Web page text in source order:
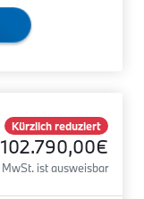
Kürzlich reduziert
102.790,00€
MwSt. ist ausweisbar